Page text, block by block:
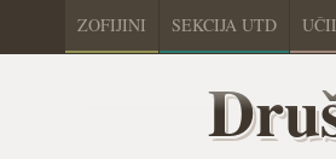
ZOFIJINI SEKCIJA UTD